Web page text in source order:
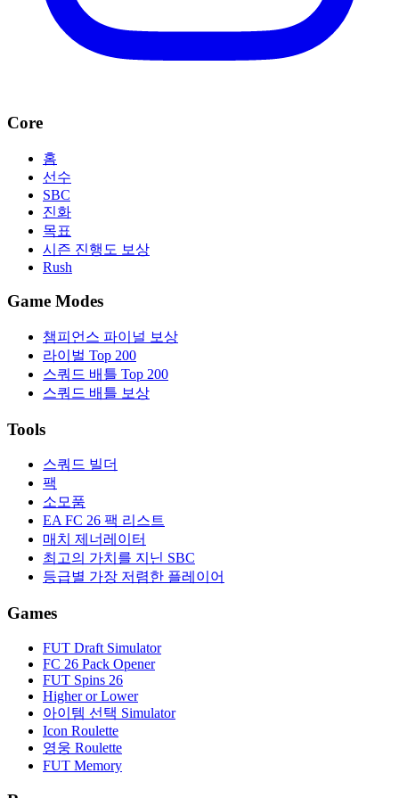
Core
홈
선수
SBC
진화
목표
시즌 진행도 보상
Rush
Game Modes
챔피언스 파이널 보상
라이벌 Top 200
스쿼드 배틀 Top 200
스쿼드 배틀 보상
Tools
스쿼드 빌더
팩
소모품
EA FC 26 팩 리스트
매치 제너레이터
최고의 가치를 지닌 SBC
등급별 가장 저렴한 플레이어
Games
FUT Draft Simulator
FC 26 Pack Opener
FUT Spins 26
Higher or Lower
아이템 선택 Simulator
Icon Roulette
영웅 Roulette
FUT Memory